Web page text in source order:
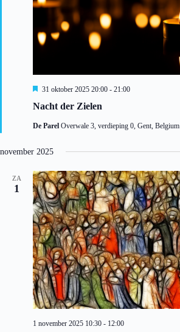
Nacht der Zielen
U
t
e
i
c
t
31 oktober 2025 20:00 - 21:00
De Parel Overwale 3, verdieping 0, Gent, Belgium
november 2025
ZA
1
1 november 2025 10:30 - 12:00